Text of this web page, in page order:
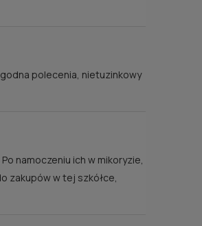
polecenia, nietuzinkowy
namoczeniu ich w mikoryzie,
zakupów w tej szkółce,